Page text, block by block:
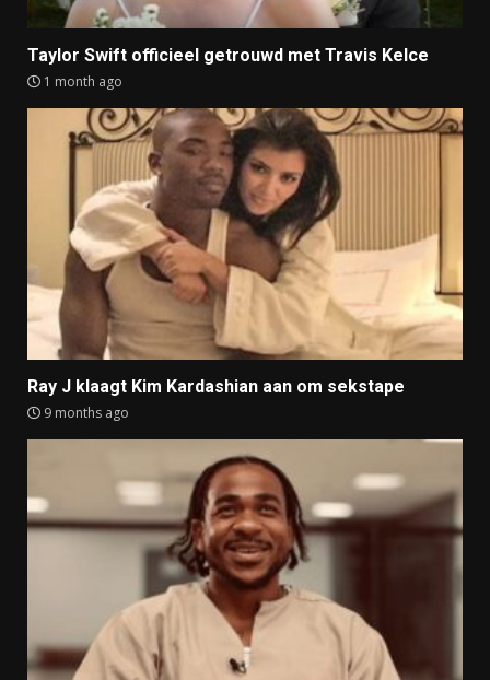
Taylor Swift officieel getrouwd met Travis Kelce
1 month ago
Ray J klaagt Kim Kardashian aan om sekstape
9 months ago